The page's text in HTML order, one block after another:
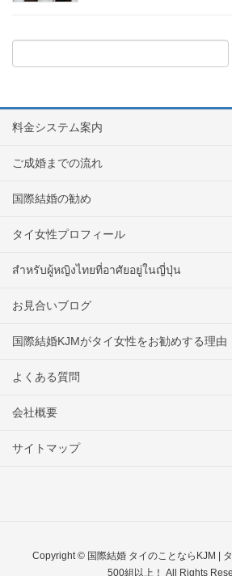
料金システム案内
ご成婚までの流れ
国際結婚の勧め
タイ女性プロフィール
สำหรับผู้หญิงไทยที่อาศัยอยู่ในญี่ปุ่น
お見合いブログ
国際結婚KJMがタイ女性をお勧めする理由
よくある質問
会社概要
サイトマップ
Copyright © 国際結婚 タイのことならKJM |
500組以上！ All Rights